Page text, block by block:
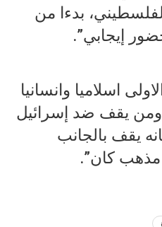
بدءا من
إيجابي”.
اسلاميا وانسانيا
يقف ضد إسرائيل
يقف بالجانب
مذهب كان”.